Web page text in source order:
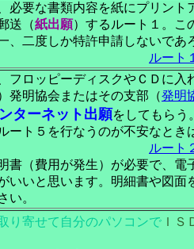
必要な書類内容を紙にプリン
送（紙出願）するルート１。こ
、二度しか特許申請しないであ
ルート
フロッピーディスクやＣＤに
発明協会またはその支部（発明
ターネット出願をしてもらう
ート５を行なうのが不安なとき
ルート
書（費用が発生）が必要で、電
いいと思います。明細書や図面
い。
り寄せて自分のパソコンで ＩＳ